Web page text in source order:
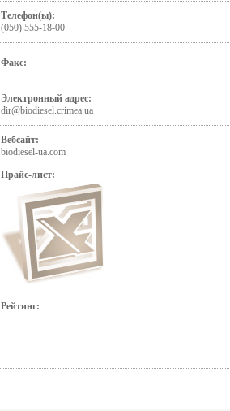
Телефон(ы):
(050) 555-18-00
Факс:
Электронный адрес:
dir@biodiesel.crimea.ua
Вебсайт:
biodiesel-ua.com
Прайс-лист:
Рейтинг: